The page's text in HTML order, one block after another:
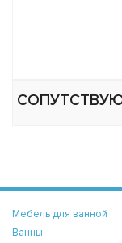
Мебель для ванной
Ванны